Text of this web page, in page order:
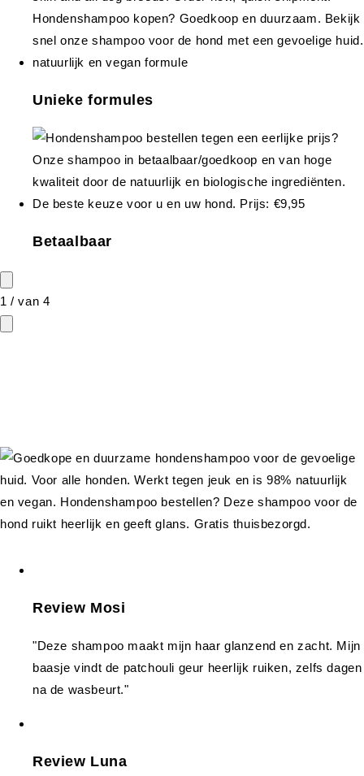
Unieke formules
Betaalbaar
1 /van 4
Review Mosi
"Deze shampoo maakt mijn haar glanzend en zacht. Mijn
baasje vindt de patchouli geur heerlijk ruiken, zelfs dagen
na de wasbeurt."
Review Luna